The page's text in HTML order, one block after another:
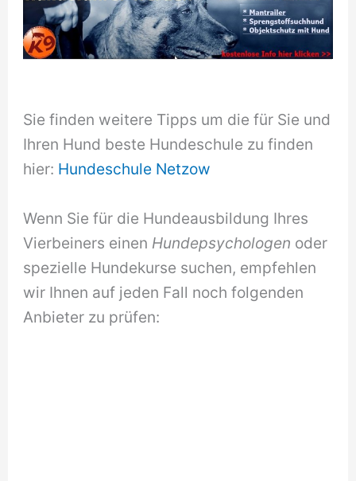
Sie finden weitere Tipps um die für Sie und
Ihren Hund beste Hundeschule zu finden
hier: Hundeschule Netzow
Wenn Sie für die Hundeausbildung Ihres
Vierbeiners einen Hundepsychologen oder
spezielle Hundekurse suchen, empfehlen
wir Ihnen auf jeden Fall noch folgenden
Anbieter zu prüfen: